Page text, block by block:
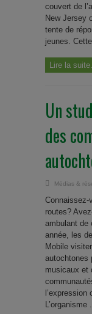
couvert de
New Jersey
tente de
jeunes.
Lire la
Un
des
Médias &
Connaissez-
routes?
ambulant de
année, les
Mobile
autochtones
musicaux et
L’organisme